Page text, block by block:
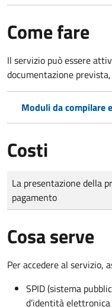
Come fare
Il servizio può essere
documentazione
Moduli da compilare
Costi
Tipo di pagamento
Importo
La presentazione della
pagamento
Cosa serve
Per accedere al servizio,
SPID (sistema
d’identità